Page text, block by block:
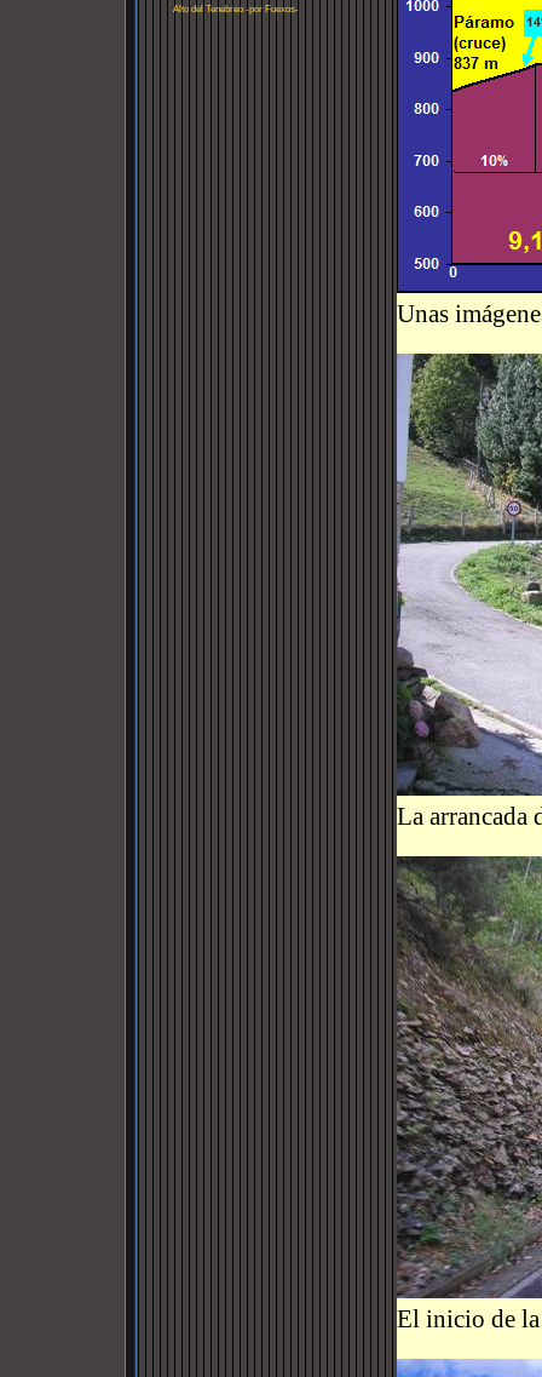
Alto del Tenebreo -por Fuexos-
Unas
La arrancada
El inicio de